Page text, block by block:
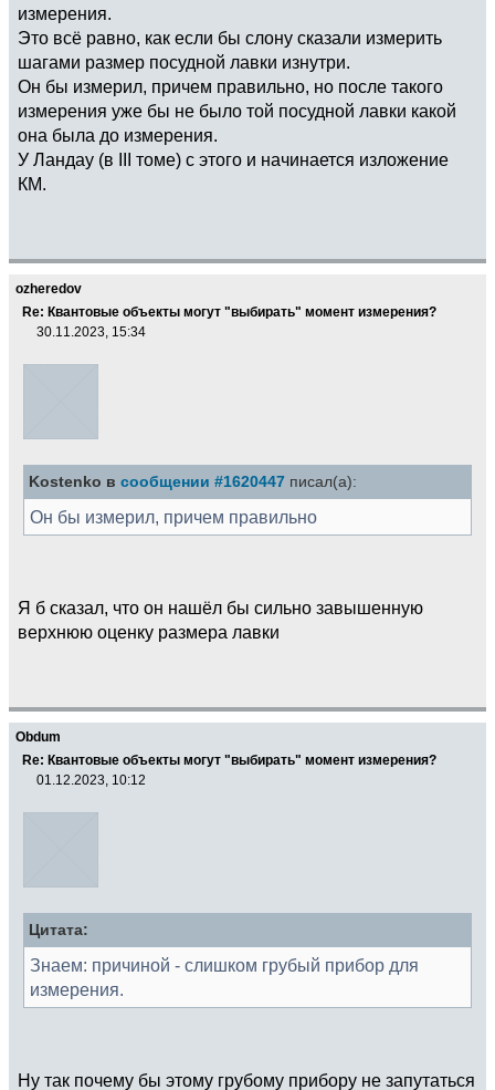
измерения.
Это всё равно, как если бы слону сказали измерить
шагами размер посудной лавки изнутри.
Он бы измерил, причем правильно, но после такого
измерения уже бы не было той посудной лавки какой
она была до измерения.
У Ландау (в III томе) с этого и начинается изложение
КМ.
ozheredov
Re: Квантовые объекты могут "выбирать" момент измерения?
30.11.2023, 15:34
Kostenko в сообщении #1620447 писал(а):
Он бы измерил, причем правильно
Я б сказал, что он нашёл бы сильно завышенную
верхнюю оценку размера лавки
Obdum
Re: Квантовые объекты могут "выбирать" момент измерения?
01.12.2023, 10:12
Цитата:
Знаем: причиной - слишком грубый прибор для
измерения.
Ну так почему бы этому грубому прибору не запутаться